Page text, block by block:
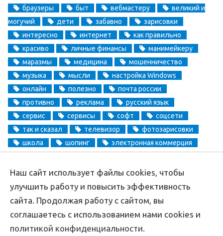
браузеры
быт вебмастеру
великий и
могучий
дети забавно
зарисовки
интересно
интернет
как правильно
красиво
личные финансы
манимейкеру
маразмы
медицина
мошенничество
музыка
мысли
настройка Windows
онлайн
полезно
почта россии
противно
реклама
русский язык
сервис
сервисы софт
соцсети
так и сказал
телевизор
фотозарисовки
школа
шопинг
электронная коммерция
CopyrightAprikablog.ru © Все права защищены |Обратная связь
Наш сайт использует файлы cookies, чтобы
улучшить работу и повысить эффективность
сайта. Продолжая работу с сайтом, вы
соглашаетесь с использованием нами cookies и
политикой конфиденциальности.